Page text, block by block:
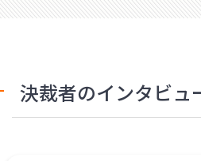
決裁者のインタビュ